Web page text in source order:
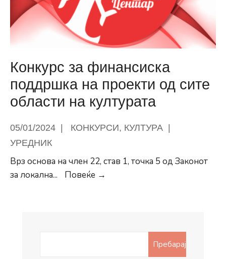
материјали
Општина
Центар-
Скопје
Конкурс за финансиска
поддршка на проекти од сите
области на културата
05/01/2024 КОНКУРСИ, КУЛТУРА
УРЕДНИК
Врз основа на член 22, став 1, точка 5 од Законот
за локална... Повеќе →
Пребарај